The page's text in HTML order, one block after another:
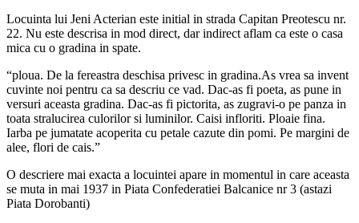
Locuinta lui Jeni Acterian este initial in strada Capitan Preotescu nr.
22. Nu este descrisa in mod direct, dar indirect aflam ca este o casa
mica cu o gradina in spate.
“ploua. De la fereastra deschisa privesc in gradina.As vrea sa invent
cuvinte noi pentru ca sa descriu ce vad. Dac-as fi poeta, as pune in
versuri aceasta gradina. Dac-as fi pictorita, as zugravi-o pe panza in
toata stralucirea culorilor si luminilor. Caisi infloriti. Ploaie fina.
Iarba pe jumatate acoperita cu petale cazute din pomi. Pe margini de
alee, flori de cais.”
O descriere mai exacta a locuintei apare in momentul in care aceasta
se muta in mai 1937 in Piata Confederatiei Balcanice nr 3 (astazi
Piata Dorobanti)